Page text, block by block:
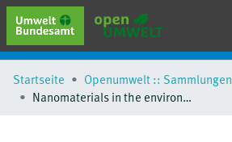
erweiterte Suche
Browse
Startseite Openumwelt :: Sammlungen
Nanomaterials in the environment - Current state of knowledge and regulations on chemical safety